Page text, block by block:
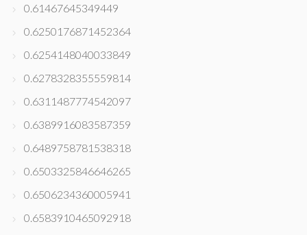
0.61467645349449
0.6250176871452364
0.6254148040033849
0.6278328355559814
0.6311487774542097
0.6389916083587359
0.6489758781538318
0.6503325846646265
0.6506234360005941
0.6583910465092918